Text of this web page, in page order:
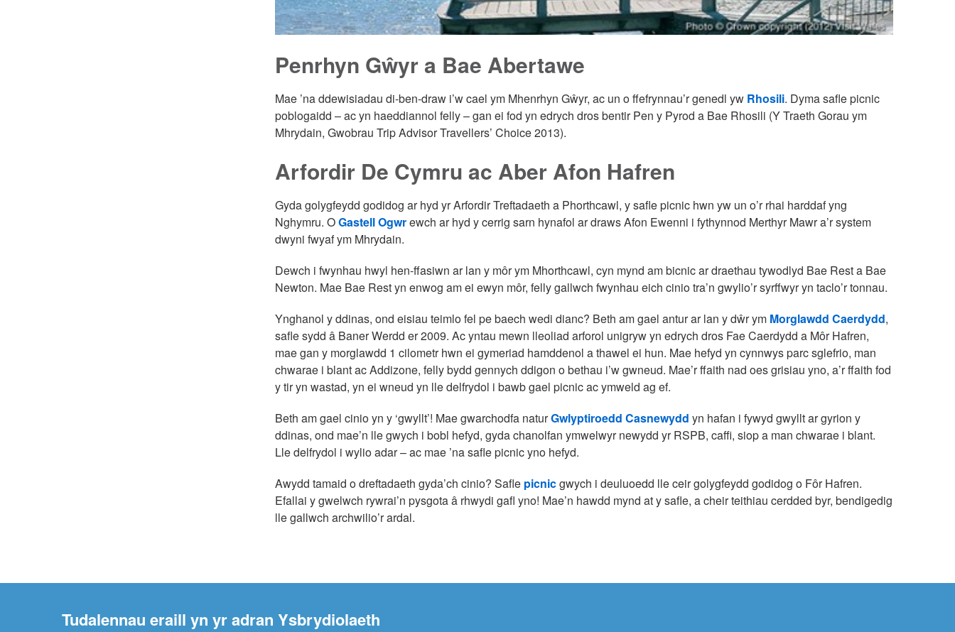
Penrhyn Gŵyr a Bae Abertawe
Mae ’na ddewisiadau di-ben-draw i’w cael ym Mhenrhyn Gŵyr, ac un o ffefrynnau’r genedl yw Rhosili. Dyma safle picnic
poblogaidd – ac yn haeddiannol felly – gan ei fod yn edrych dros bentir Pen y Pyrod a Bae Rhosili (Y Traeth Gorau ym
Mhrydain, Gwobrau Trip Advisor Travellers’ Choice 2013).
Arfordir De Cymru ac Aber Afon Hafren
Gyda golygfeydd godidog ar hyd yr Arfordir Treftadaeth a Phorthcawl, y safle picnic hwn yw un o’r rhai harddaf yng
Nghymru. OGastell Ogwrewch ar hyd y cerrig sarn hynafol ar draws Afon Ewenni i fythynnod Merthyr Mawr a’r system
dwyni fwyaf ym Mhrydain.
Dewch i fwynhau hwyl hen-ffasiwn ar lan y môr ym Mhorthcawl, cyn mynd am bicnic ar draethau tywodlyd Bae Rest a Bae
Newton. Mae Bae Rest yn enwog am ei ewyn môr, felly gallwch fwynhau eich cinio tra’n gwylio’r syrffwyr yn taclo’r tonnau.
Ynghanol y ddinas, ond eisiau teimlo fel pe baech wedi dianc? Beth am gael antur ar lan y dŵr ym Morglawdd Caerdydd,
safle sydd â Baner Werdd er 2009. Ac yntau mewn lleoliad arforol unigryw yn edrych dros Fae Caerdydd a Môr Hafren,
mae gan y morglawdd 1 cilometr hwn ei gymeriad hamddenol a thawel ei hun. Mae hefyd yn cynnwys parc sglefrio, man
chwarae i blant ac Addizone, felly bydd gennych ddigon o bethau i’w gwneud. Mae’r ffaith nad oes grisiau yno, a’r ffaith fod
y tir yn wastad, yn ei wneud yn lle delfrydol i bawb gael picnic ac ymweld ag ef.
Beth am gael cinio yn y ‘gwyllt’! Mae gwarchodfa naturGwlyptiroedd Casnewydd yn hafan i fywyd gwyllt ar gyrion y
ddinas, ond mae’n lle gwych i bobl hefyd, gyda chanolfan ymwelwyr newydd yr RSPB, caffi, siop a man chwarae i blant.
Lle delfrydol i wylio adar – ac mae ’na safle picnic yno hefyd.
Awydd tamaid o dreftadaeth gyda’ch cinio? Safle picnicgwych i deuluoedd lle ceir golygfeydd godidog o Fôr Hafren.
Efallai y gwelwch rywrai’n pysgota â rhwydi gafl yno! Mae’n hawdd mynd at y safle, a cheir teithiau cerdded byr, bendigedig
lle gallwch archwilio’r ardal.
Tudalennau eraill yn yr adran Ysbrydiolaeth